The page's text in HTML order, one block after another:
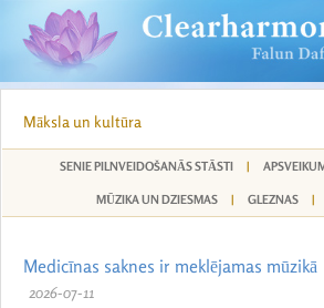
Māksla un kultūra
SENIE PILNVEIDOŠANĀS STĀSTI |
MŪZIKA UN DZIESMAS | GLEZNAS |
Medicīnas saknes ir meklējamas mūzikā
2026-07-11